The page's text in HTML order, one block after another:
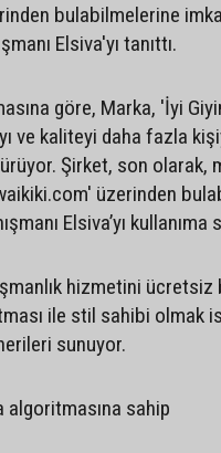
bulabilmelerine
Elsiva'yı tanıttı.
göre, Marka, 'İyi
ve kaliteyi daha fazla
Şirket, son
üzerinden
Elsiva’yı kullanıma
hizmetini
ile stil sahibi olmak
sunuyor.
algoritmasına sahip